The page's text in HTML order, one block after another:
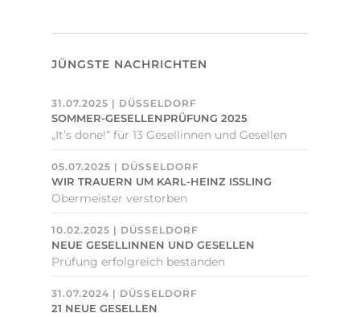
JÜNGSTE NACHRICHTEN
31.07.2025 | DÜSSELDORF
SOMMER-GESELLENPRÜFUNG 2025
„It’s done!“ für 13 Gesellinnen und Gesellen
05.07.2025 | DÜSSELDORF
WIR TRAUERN UM KARL-HEINZ ISSLING
Obermeister verstorben
10.02.2025 | DÜSSELDORF
NEUE GESELLINNEN UND GESELLEN
Prüfung erfolgreich bestanden
31.07.2024 | DÜSSELDORF
21 NEUE GESELLEN